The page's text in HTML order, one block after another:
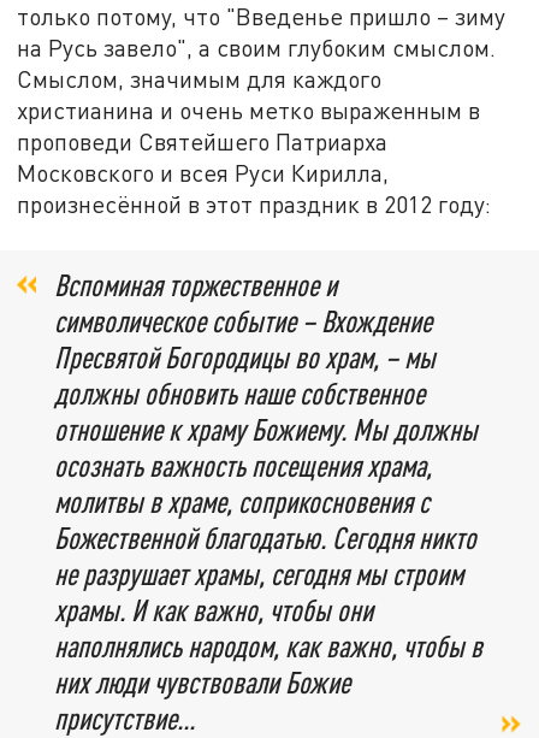
только потому, что "Введенье пришло – зиму
на Русь завело", а своим глубоким смыслом.
Смыслом, значимым для каждого
христианина и очень метко выраженным в
проповеди Святейшего Патриарха
Московского и всея Руси Кирилла,
произнесённой в этот праздник в 2012 году:
Вспоминая торжественное и
символическое событие – Вхождение
Пресвятой Богородицы во храм, – мы
должны обновить наше собственное
отношение к храму Божиему. Мы должны
осознать важность посещения храма,
молитвы в храме, соприкосновения с
Божественной благодатью. Сегодня никто
не разрушает храмы, сегодня мы строим
храмы. И как важно, чтобы они
наполнялись народом, как важно, чтобы в
них люди чувствовали Божие
присутствие...